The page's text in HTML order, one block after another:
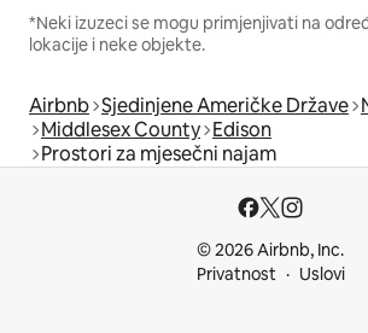
*Neki izuzeci se mogu primjenjivati na
lokacije i neke objekte.
Airbnb Sjedinjene Američke Države
Middlesex County Edison
Prostori za mjesečni najam
© 2026 Airbnb, Inc.
Privatnost
Uslovi